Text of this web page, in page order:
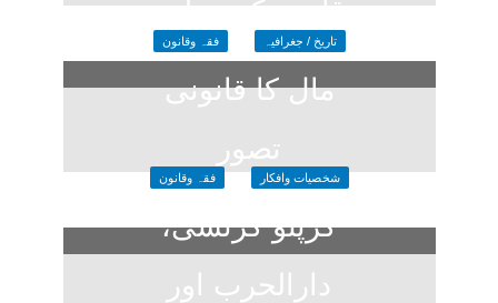
قانون کی تعلیم
20 hours ago
تاریخ / جغرافیہ فقہ وقانون
مال کا قانونی
تصور
2 weeks ago
شخصیات وافکار فقہ وقانون
کرپٹو کرنسی،
دارالحرب اور